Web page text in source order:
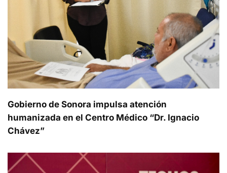
Gobierno de Sonora impulsa atención
humanizada en el Centro Médico “Dr. Ignacio
Chávez”